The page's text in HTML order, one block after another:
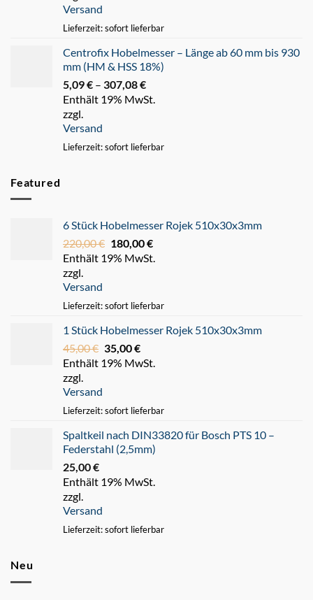
Versand
Lieferzeit: sofort lieferbar
Centrofix Hobelmesser – Länge ab 60 mm bis 930
mm (HM & HSS 18%)
5,09€ – 307,08€
5,09 €
Enthält 19% MwSt.
zzgl.
Versand
Lieferzeit: sofort lieferbar
Featured
6 Stück Hobelmesser Rojek 510x30x3mm
220,00€ Ursprünglicher
Preis
180,00€Aktueller
Preis
Enthält 19% MwSt.
zzgl.
Versand
Lieferzeit: sofort lieferbar
1 Stück Hobelmesser Rojek 510x30x3mm
45,00€ Ursprünglicher
Preis
35,00€Aktueller
Preis
Enthält 19% MwSt.
zzgl.
Versand
Lieferzeit: sofort lieferbar
Spaltkeil nach DIN33820 für Bosch PTS 10 –
Federstahl (2,5mm)
25,00€
Enthält 19% MwSt.
zzgl.
Versand
Lieferzeit: sofort lieferbar
Neu